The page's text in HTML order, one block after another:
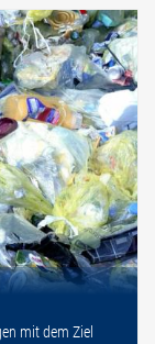
mit dem Ziel